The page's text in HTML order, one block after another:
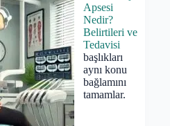
Apsesi
Nedir?
Belirtileri ve
Tedavisi
başlıkları
aynı konu
bağlamını
tamamlar.